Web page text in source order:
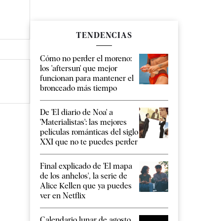
TENDENCIAS
Cómo no perder el moreno:
los 'aftersun' que mejor
funcionan para mantener el
bronceado más tiempo
De 'El diario de Noa' a
'Materialistas': las mejores
películas románticas del siglo
XXI que no te puedes perder
Final explicado de 'El mapa
de los anhelos', la serie de
Alice Kellen que ya puedes
ver en Netflix